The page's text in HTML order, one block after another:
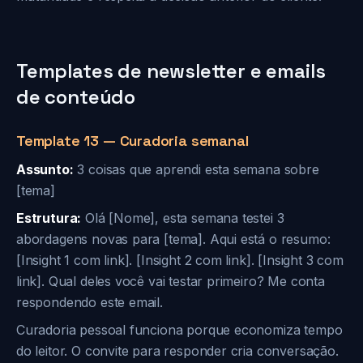
Templates de newsletter e emails
de conteúdo
Template 13 — Curadoria semanal
Assunto: 3 coisas que aprendi esta semana sobre
[tema]
Estrutura: Olá [Nome], esta semana testei 3
abordagens novas para [tema]. Aqui está o resumo:
[Insight 1 com link]. [Insight 2 com link]. [Insight 3 com
link]. Qual deles você vai testar primeiro? Me conta
respondendo este email.
Curadoria pessoal funciona porque economiza tempo
do leitor. O convite para responder cria conversação.